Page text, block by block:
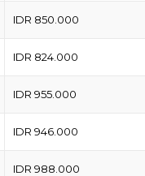
IDR 850.000
IDR 824.000
IDR 955.000
IDR 946.000
IDR 988.000